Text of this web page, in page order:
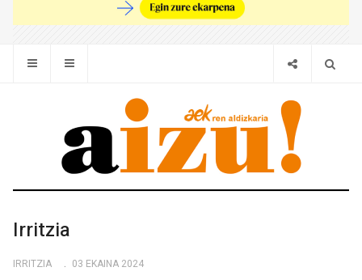
Irritzia
IRRITZIA 03 EKAINA 2024